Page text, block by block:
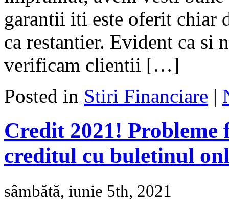
garantii iti este oferit chiar
ca restantier. Evident ca si
verificam clientii […]
Posted in Stiri Financiare |
Credit 2021! Probleme
creditul cu buletinul
sâmbătă, iunie 5th, 2021